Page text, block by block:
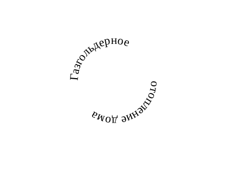
Газгольдерное
отопление дома